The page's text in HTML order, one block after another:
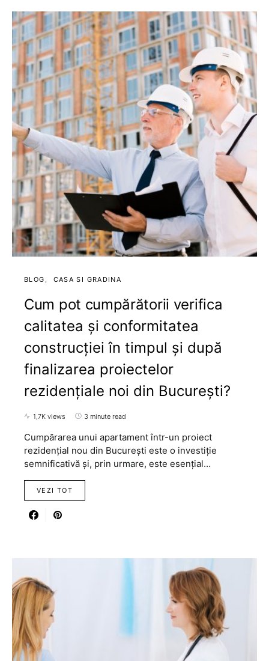
BLOG CASA SI GRADINA
Cum pot cumpărătorii verifica
calitatea și conformitatea
construcției în timpul și după
finalizarea proiectelor
rezidențiale noi din București?
1,7K views 3 minute read
Cumpărarea unui apartament într-un proiect
rezidențial nou din București este o investiție
semnificativă și, prin urmare, este esențial…
VEZI TOT